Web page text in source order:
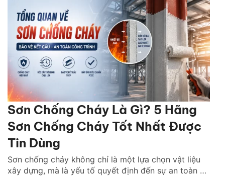
Sơn Chống Cháy Là Gì? 5 Hãng
Sơn Chống Cháy Tốt Nhất Được
Tin Dùng
Sơn chống cháy không chỉ là một lựa chọn vật liệu
xây dựng, mà là yếu tố quyết định đến sự an toàn và